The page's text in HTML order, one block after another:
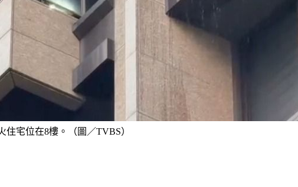
住宅位在8樓。（圖／TVBS）